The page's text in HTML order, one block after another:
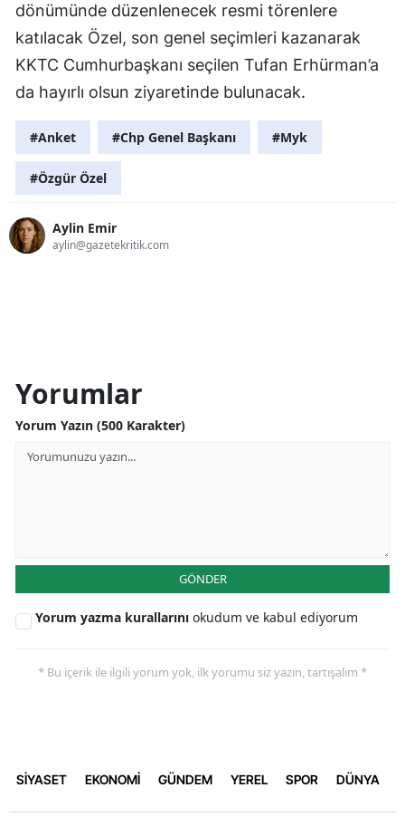
dönümünde düzenlenecek resmi törenlere
katılacak Özel, son genel seçimleri kazanarak
KKTC Cumhurbaşkanı seçilen Tufan Erhürman’a
da hayırlı olsun ziyaretinde bulunacak.
#Anket #Chp Genel Başkanı #Myk
#Özgür Özel
Aylin Emir
aylin@gazetekritik.com
Yorumlar
Yorum Yazın (500 Karakter)
GÖNDER
Yorum yazma kurallarını okudum ve kabul ediyorum
* Bu içerik ile ilgili yorum yok, ilk yorumu siz yazın, tartışalım *
SİYASET EKONOMİ GÜNDEM YEREL SPOR DÜNYA